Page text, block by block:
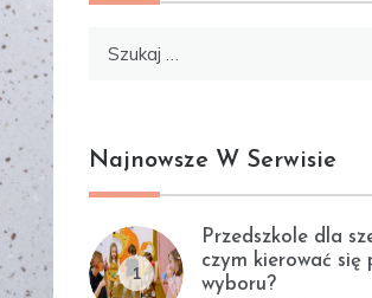
Najnowsze W Serwisie
1
Przedszkole dla
czym kierować się
wyboru?